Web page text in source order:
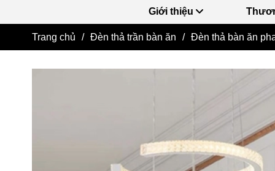
Giới thiệu
Trang chủ / Đèn thả trần bàn ăn / Đèn thả bàn ăn